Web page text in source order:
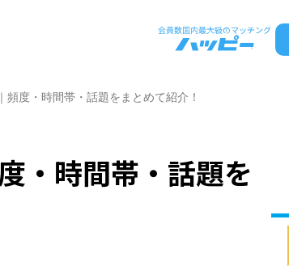
度・時間帯・話題をまとめて紹介！
・時間帯・話題を